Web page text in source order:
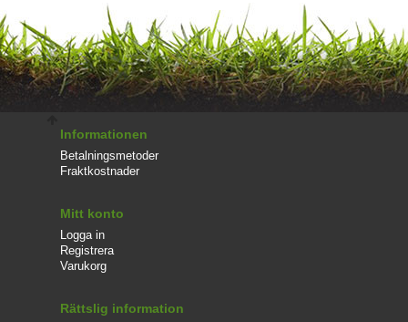
Informationen
Betalningsmetoder
Fraktkostnader
Mitt konto
Logga in
Registrera
Varukorg
Rättslig information